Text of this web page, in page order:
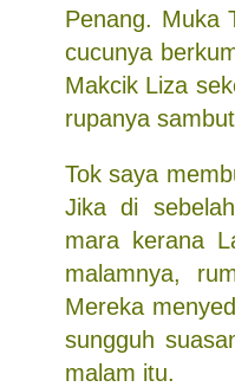
Penang. Muka
cucunya
Makcik Liza
rupanya
Tok saya
Jika di
mara kerana
malamnya,
Mereka
sungguh
malam itu.